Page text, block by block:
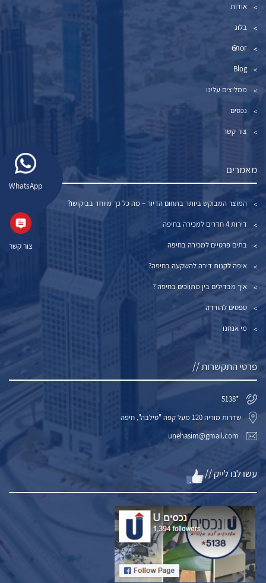
WhatsApp
צור קשר
אודות
בלוג
блог
Blog
ממליצים עלינו
נכסים
צור קשר
מאמרים
המוצר המבוקש ביותר בתחום הדיור – מה כל כך מיוחד בביקושו?
דירות 4 חדרים למכירה בחיפה
בתים פרטיים למכירה בחיפה
איפה לקנות דירה להשקעה בחיפה?
איך מבדילים בין מתווכים בחיפה ?
טפסים להורדה
מי אנחנו
פרטי התקשרות //
*5138
שדרות מוריה 120 מעל קפה "סילבה", חיפה
unehasim@gmail.com
עשו לנו לייק //